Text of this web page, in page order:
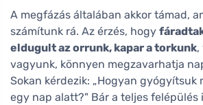
A megfázás általában akkor támad,
számítunk rá. Az érzés, hogy
eldugult az orrunk, kapar a torkunk,
vagyunk, könnyen megzavarhatja
Sokan kérdezik: „Hogyan gyógyítsuk
egy nap alatt?" Bár a teljes felépülés